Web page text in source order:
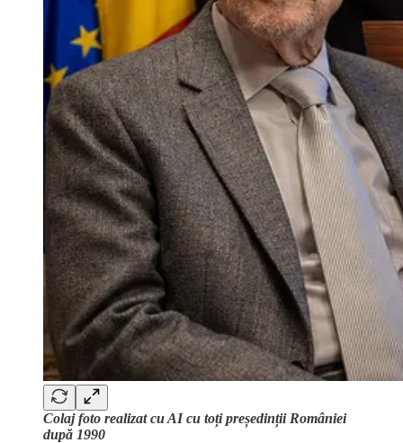
Colaj foto realizat cu AI cu toți președinții României
după 1990